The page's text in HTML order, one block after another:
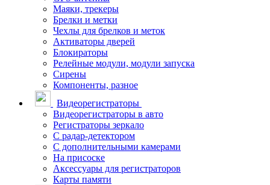
Маяки, трекеры
Брелки и метки
Чехлы для брелков и меток
Активаторы дверей
Блокираторы
Релейные модули, модули запуска
Сирены
Компоненты, разное
Видеорегистраторы
Видеорегистраторы в авто
Регистраторы зеркало
С радар-детектором
С дополнительными камерами
На присоске
Аксессуары для регистраторов
Карты памяти